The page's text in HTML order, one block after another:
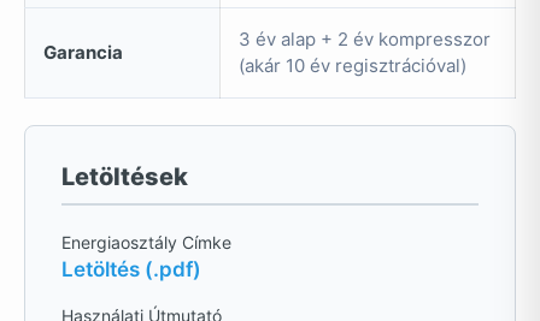
Garancia
3 év alap + 2 év kompresszor
(akár 10 év regisztrációval)
Letöltések
Energiaosztály Címke
Letöltés (.pdf)
Használati Útmutató